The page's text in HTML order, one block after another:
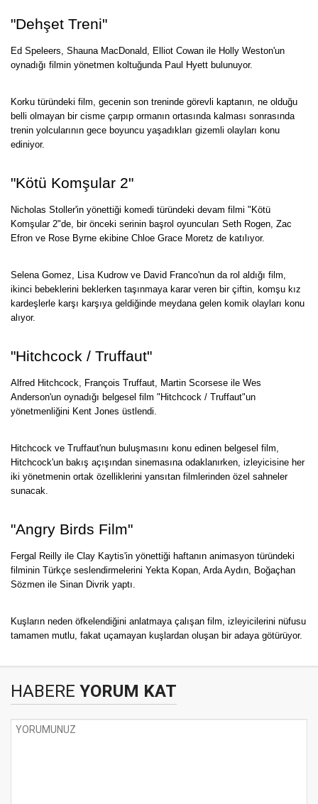
"Dehşet Treni"
Ed Speleers, Shauna MacDonald, Elliot Cowan ile Holly Weston'un
oynadığı filmin yönetmen koltuğunda Paul Hyett bulunuyor.
Korku türündeki film, gecenin son treninde görevli kaptanın, ne olduğu
belli olmayan bir cisme çarpıp ormanın ortasında kalması sonrasında
trenin yolcularının gece boyuncu yaşadıkları gizemli olayları konu
ediniyor.
"Kötü Komşular 2"
Nicholas Stoller'in yönettiği komedi türündeki devam filmi "Kötü
Komşular 2"de, bir önceki serinin başrol oyuncuları Seth Rogen, Zac
Efron ve Rose Byrne ekibine Chloe Grace Moretz de katılıyor.
Selena Gomez, Lisa Kudrow ve David Franco'nun da rol aldığı film,
ikinci bebeklerini beklerken taşınmaya karar veren bir çiftin, komşu kız
kardeşlerle karşı karşıya geldiğinde meydana gelen komik olayları konu
alıyor.
"Hitchcock / Truffaut"
Alfred Hitchcock, François Truffaut, Martin Scorsese ile Wes
Anderson'un oynadığı belgesel film "Hitchcock / Truffaut"un
yönetmenliğini Kent Jones üstlendi.
Hitchcock ve Truffaut'nun buluşmasını konu edinen belgesel film,
Hitchcock'un bakış açışından sinemasına odaklanırken, izleyicisine her
iki yönetmenin ortak özelliklerini yansıtan filmlerinden özel sahneler
sunacak.
"Angry Birds Film"
Fergal Reilly ile Clay Kaytis'in yönettiği haftanın animasyon türündeki
filminin Türkçe seslendirmelerini Yekta Kopan, Arda Aydın, Boğaçhan
Sözmen ile Sinan Divrik yaptı.
Kuşların neden öfkelendiğini anlatmaya çalışan film, izleyicilerini nüfusu
tamamen mutlu, fakat uçamayan kuşlardan oluşan bir adaya götürüyor.
HABERE YORUM KAT